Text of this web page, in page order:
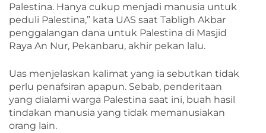
Palestina. Hanya cukup menjadi manusia untuk
peduli Palestina,” kata UAS saat Tabligh Akbar
penggalangan dana untuk Palestina di Masjid
Raya An Nur, Pekanbaru, akhir pekan lalu.
Uas menjelaskan kalimat yang ia sebutkan tidak
perlu penafsiran apapun. Sebab, penderitaan
yang dialami warga Palestina saat ini, buah hasil
tindakan manusia yang tidak memanusiakan
orang lain.